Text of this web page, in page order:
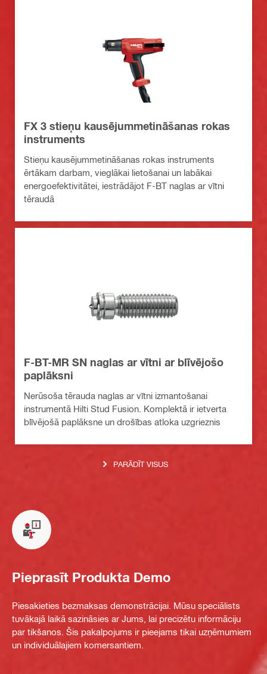
FX 3 stieņu kausējummetināšanas rokas
instruments
Stieņu kausējummetināšanas rokas instruments
ērtākam darbam, vieglākai lietošanai un labākai
energoefektivitātei, iestrādājot F-BT naglas ar vītni
tēraudā
F-BT-MR SN naglas ar vītni ar blīvējošo
paplāksni
Nerūsoša tērauda naglas ar vītni izmantošanai
instrumentā Hilti Stud Fusion. Komplektā ir ietverta
blīvējošā paplāksne un drošības atloka uzgrieznis
PARĀDĪT VISUS
Pieprasīt Produkta Demo
Piesakieties bezmaksas demonstrācijai. Mūsu speciālists
tuvākajā laikā sazināsies ar Jums, lai precizētu informāciju
par tikšanos. Šis pakalpojums ir pieejams tikai uzņēmumiem
un individuālajiem komersantiem.